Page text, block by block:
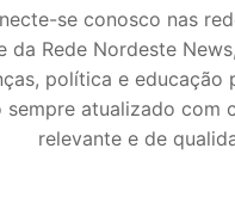
se conosco nas
da Rede Nordeste
política e educação
sempre atualizado com
relevante e de